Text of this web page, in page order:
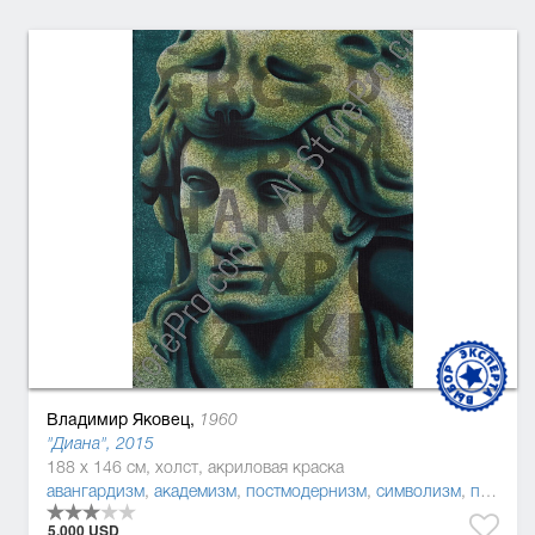
Владимир Яковец, 1960
"Диана", 2015
188 x 146 см, холст, акриловая краска
авангардизм, академизм, постмодернизм, символизм, поп-арт